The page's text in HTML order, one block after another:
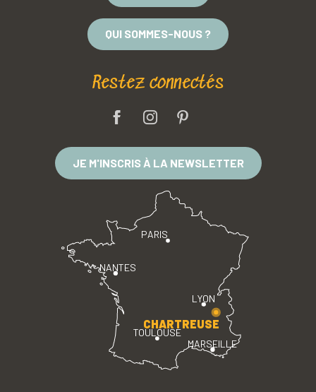
QUI SOMMES-NOUS ?
Restez connectés
JE M'INSCRIS À LA NEWSLETTER
PARIS
LYON
TOULOUSE
MARSEILLE
NANTES
CHARTREUSE